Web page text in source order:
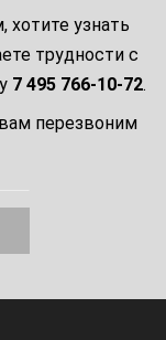
хотите узнать
трудности с
7 495 766-10-72.
перезвоним